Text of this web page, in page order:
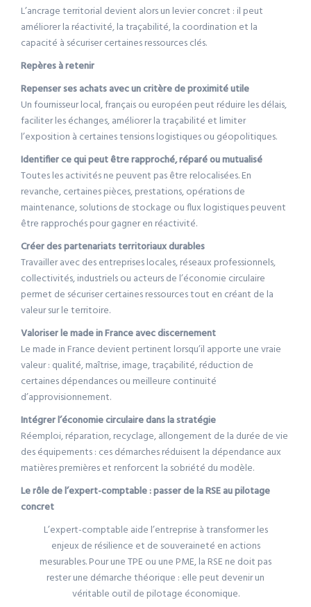
L’ancrage territorial devient alors un levier concret : il peut
améliorer la réactivité, la traçabilité, la coordination et la
capacité à sécuriser certaines ressources clés.
Repères à retenir
Repenser ses achats avec un critère de proximité utile
Un fournisseur local, français ou européen peut réduire les délais,
faciliter les échanges, améliorer la traçabilité et limiter
l’exposition à certaines tensions logistiques ou géopolitiques.
Identifier ce qui peut être rapproché, réparé ou mutualisé
Toutes les activités ne peuvent pas être relocalisées. En
revanche, certaines pièces, prestations, opérations de
maintenance, solutions de stockage ou flux logistiques peuvent
être rapprochés pour gagner en réactivité.
Créer des partenariats territoriaux durables
Travailler avec des entreprises locales, réseaux professionnels,
collectivités, industriels ou acteurs de l’économie circulaire
permet de sécuriser certaines ressources tout en créant de la
valeur sur le territoire.
Valoriser le made in France avec discernement
Le made in France devient pertinent lorsqu’il apporte une vraie
valeur : qualité, maîtrise, image, traçabilité, réduction de
certaines dépendances ou meilleure continuité
d’approvisionnement.
Intégrer l’économie circulaire dans la stratégie
Réemploi, réparation, recyclage, allongement de la durée de vie
des équipements : ces démarches réduisent la dépendance aux
matières premières et renforcent la sobriété du modèle.
Le rôle de l’expert-comptable : passer de la RSE au pilotage
concret
L’expert-comptable aide l’entreprise à transformer les
enjeux de résilience et de souveraineté en actions
mesurables. Pour une TPE ou une PME, la RSE ne doit pas
rester une démarche théorique : elle peut devenir un
véritable outil de pilotage économique.